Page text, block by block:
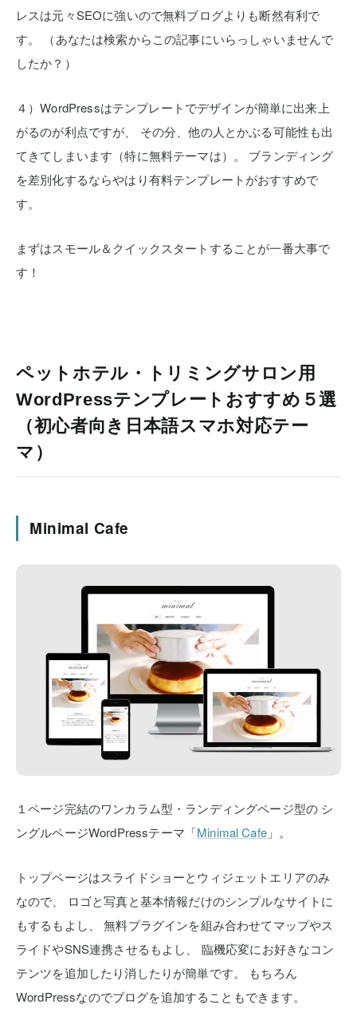
レスは元々SEOに強いので無料ブログよりも断然有利で
す。
（あなたは検索からこの記事にいらっしゃいませんで
したか？）
４）WordPressはテンプレートでデザインが簡単に出来上
がるのが利点ですが、
その分、他の人とかぶる可能性も出
てきてしまいます（特に無料テーマは）。
ブランディング
を差別化するならやはり有料テンプレートがおすすめで
す。
まずはスモール＆クイックスタートすることが一番大事で
す！
ペットホテル・トリミングサロン用
WordPressテンプレートおすすめ５選
（初心者向き日本語スマホ対応テー
マ）
Minimal Cafe
１ページ完結のワンカラム型・ランディングページ型の シ
ングルページWordPressテーマ「Minimal Cafe」。
トップページはスライドショーとウィジェットエリアのみ
なので、
ロゴと写真と基本情報だけのシンプルなサイトに
もするもよし、
無料プラグインを組み合わせてマップやス
ライドやSNS連携させるもよし、
臨機応変にお好きなコン
テンツを追加したり消したりが簡単です。
もちろん
WordPressなのでブログを追加することもできます。